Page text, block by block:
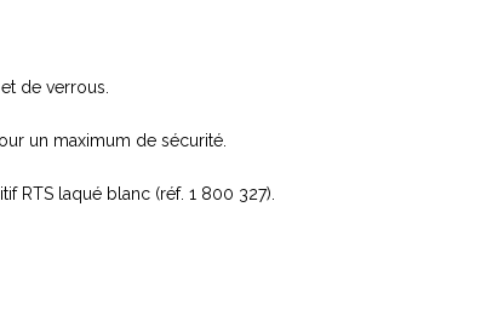
de verrous.
un maximum de sécurité.
RTS laqué blanc (réf. 1 800 327).